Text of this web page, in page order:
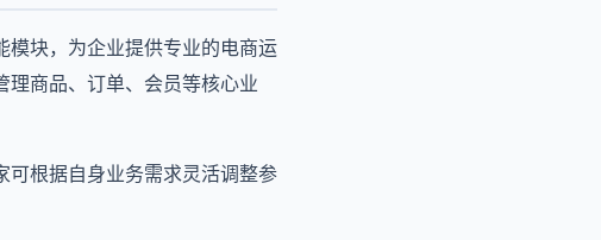
模块，为企业提供专业的电商运
理商品、订单、会员等核心业
可根据自身业务需求灵活调整参